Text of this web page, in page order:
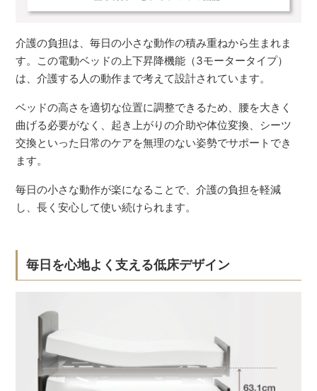
介護の負担は、毎日の小さな動作の積み重ねから生まれま
す。この電動ベッドの上下昇降機能（3モータータイプ）
は、介護する人の動作まで考えて設計されています。
ベッドの高さを適切な位置に調整できるため、腰を大きく
曲げる必要がなく、起き上がりの介助や体位変換、シーツ
交換といった日常のケアを無理のない姿勢でサポートでき
ます。
毎日の小さな動作が楽になることで、介護の負担を軽減
し、長く安心して使い続けられます。
毎日を心地よく支える低床デザイン